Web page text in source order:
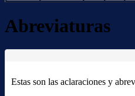
Abreviaturas
Estas son las aclaraciones y